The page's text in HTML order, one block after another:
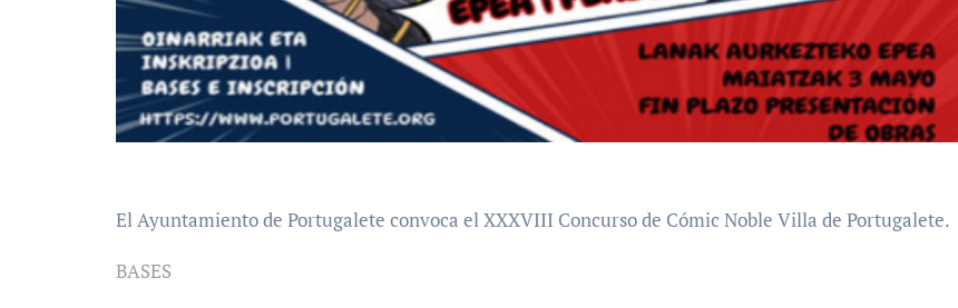
El Ayuntamiento de Portugalete convoca el XXXVIII Concurso de Cómic Noble Villa de Portugalete.
BASES